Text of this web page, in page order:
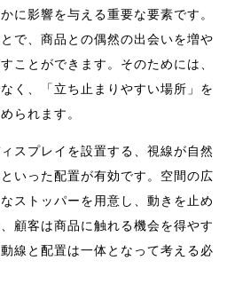
に影響を与える重要な要素です。
で、商品との偶然の出会いを増や
ことができます。そのためには、
く、「立ち止まりやすい場所」を
られます。
スプレイを設置する、視線が自然
いった配置が有効です。空間の広
ストッパーを用意し、動きを止め
顧客は商品に触れる機会を得やす
線と配置は一体となって考える必